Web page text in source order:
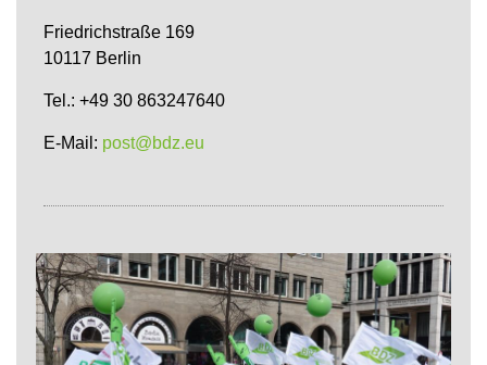
Friedrichstraße 169
10117 Berlin
Tel.: +49 30 863247640
E-Mail: post@bdz.eu